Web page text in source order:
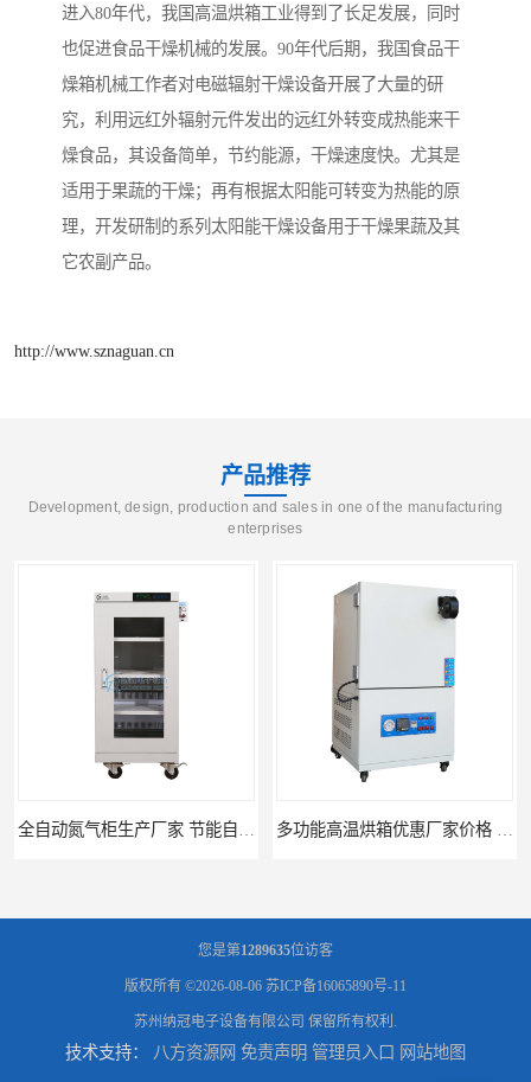
进入80年代，我国高温烘箱工业得到了长足发展，同时
也促进食品干燥机械的发展。90年代后期，我国食品干
燥箱机械工作者对电磁辐射干燥设备开展了大量的研
究，利用远红外辐射元件发出的远红外转变成热能来干
燥食品，其设备简单，节约能源，干燥速度快。尤其是
适用于果蔬的干燥；再有根据太阳能可转变为热能的原
理，开发研制的系列太阳能干燥设备用于干燥果蔬及其
它农副产品。
http://www.sznaguan.cn
产品推荐
Development, design, production and sales in one of the manufacturing
enterprises
全自动氮气柜生产厂家 节能自制氮气柜优质供应 多功能高温烘箱优惠厂家价格 高温干燥箱供应直销
您是第1289635位访客
版权所有 ©2026-08-06 苏ICP备16065890号-11
苏州纳冠电子设备有限公司 保留所有权利.
技术支持： 八方资源网 免责声明 管理员入口 网站地图